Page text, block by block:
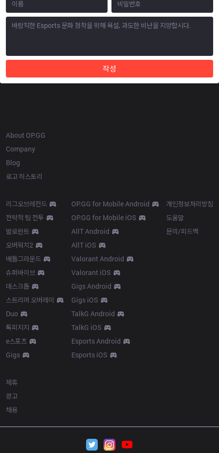
작성
About OP.GG
Company
Blog
로고 히스토리
리그오브레전드
전략적 팀 전투
발로란트
오버워치2
배틀그라운드
슈퍼바이브
데스크톱
스트리머 오버레이
Duo
톡피지지
e스포츠
Gigs
OP.GG for Mobile Android
OP.GG for Mobile iOS
AllT Android
AllT iOS
Valorant Android
Valorant iOS
Gigs Android
Gigs iOS
TalkG Android
TalkG iOS
Esports Android
Esports iOS
개인정보처리방침
도움말
문의/피드백
제휴
광고
채용